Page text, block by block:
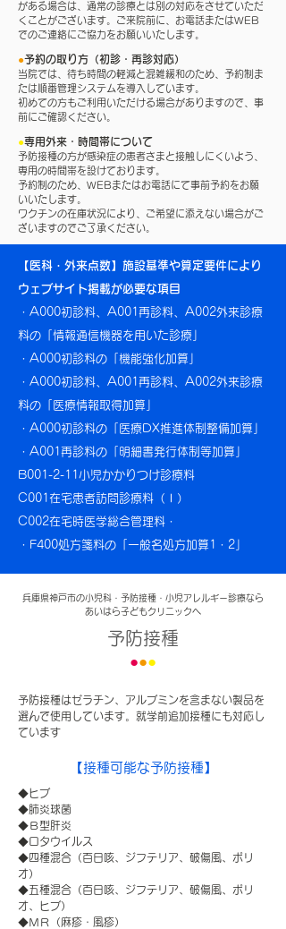
がある場合は、通常の診療とは別の対応をさせていただ
くことがございます。ご来院前に、お電話またはWEB
でのご連絡にご協力をお願いいたします。
●予約の取り方（初診・再診対応）
当院では、待ち時間の軽減と混雑緩和のため、予約制ま
たは順番管理システムを導入しています。
初めての方もご利用いただける場合がありますので、事
前にご確認ください。
●専用外来・時間帯について
予防接種の方が感染症の患者さまと接触しにくいよう、
専用の時間帯を設けております。
予約制のため、WEBまたはお電話にて事前予約をお願
いいたします。
ワクチンの在庫状況により、ご希望に添えない場合がご
ざいますのでご了承ください。
【医科・外来点数】施設基準や算定要件により
ウェブサイト掲載が必要な項目
・A000初診料、A001再診料、A002外来診療
料の「情報通信機器を用いた診療」
・A000初診料の「機能強化加算」
・A000初診料、A001再診料、A002外来診療
料の「医療情報取得加算」
・A000初診料の「医療DX推進体制整備加算」
・A001再診料の「明細書発行体制等加算」
B001-2-11小児かかりつけ診療料
C001在宅患者訪問診療料（Ⅰ）
C002在宅時医学総合管理料・
・F400処方箋料の「一般名処方加算1・2」
兵庫県神戸市の小児科・予防接種・小児アレルギー診療なら
あいはら子どもクリニックへ
予防接種
●●●
予防接種はゼラチン、アルブミンを含まない製品を
選んで使用しています。就学前追加接種にも対応し
ています
【接種可能な予防接種】
◆ヒブ
◆肺炎球菌
◆Ｂ型肝炎
◆ロタウイルス
◆四種混合（百日咳、ジフテリア、破傷風、ポリ
オ）
​◆五種混合（百日咳、ジフテリア、破傷風、ポリ
オ、ヒブ）
◆ＭＲ（麻疹・風疹）